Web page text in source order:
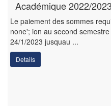
Académique 2022/2023
Le paiement des sommes
none'; ion au second
24/1/2023 jusquau ...
Details